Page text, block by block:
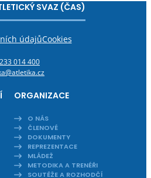
SVAZ (ČAS)
údajůCookies
014 400
ORGANIZACE
O NÁS
ČLENOVÉ
DOKUMENTY
REPREZENTACE
MLÁDEŽ
METODIKA A TRENÉŘI
SOUTĚŽE A ROZHODČÍ